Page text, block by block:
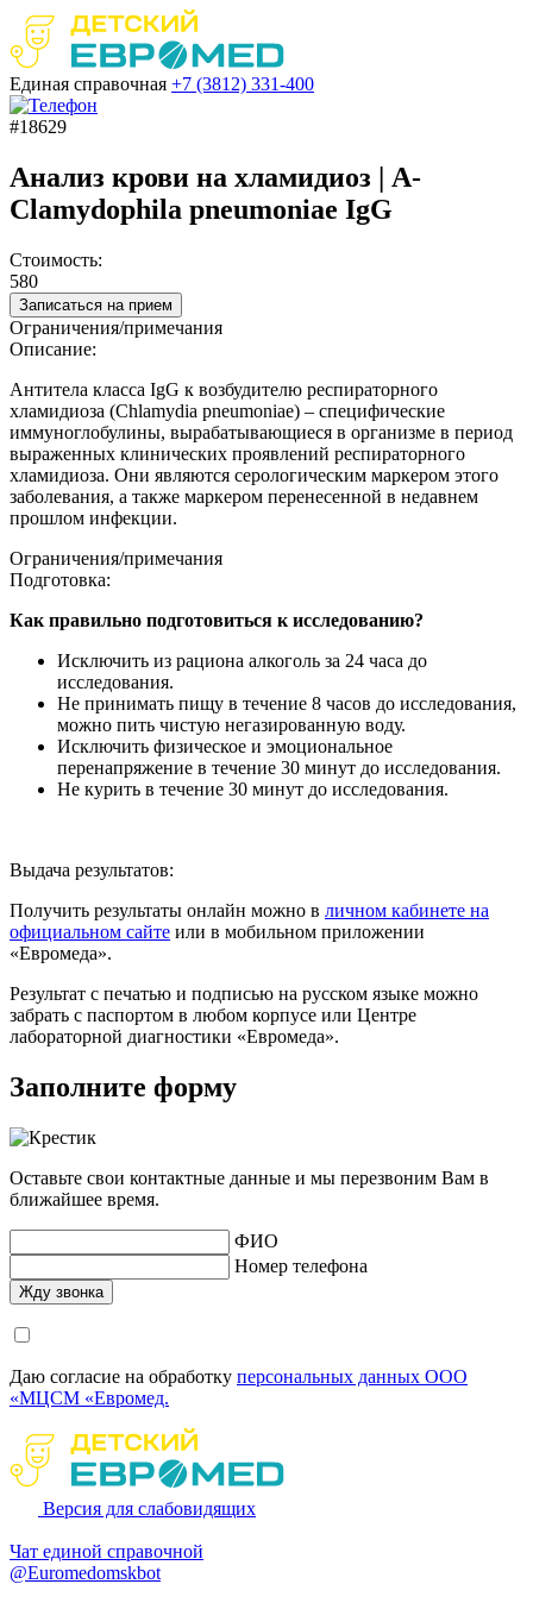
Единая справочная +7 (3812) 331-400
#18629
Анализ крови на хламидиоз | A-
Clamydophila pneumoniae IgG
Стоимость:
580
Записаться на прием
Ограничения/примечания
Описание:
Антитела класса IgG к возбудителю респираторного
хламидиоза (Chlamydia pneumoniae) – специфические
иммуноглобулины, вырабатывающиеся в организме в период
выраженных клинических проявлений респираторного
хламидиоза. Они являются серологическим маркером этого
заболевания, а также маркером перенесенной в недавнем
прошлом инфекции.
Ограничения/примечания
Подготовка:
Как правильно подготовиться к исследованию?
Исключить из рациона алкоголь за 24 часа до
исследования.
Не принимать пищу в течение 8 часов до исследования,
можно пить чистую негазированную воду.
Исключить физическое и эмоциональное
перенапряжение в течение 30 минут до исследования.
Не курить в течение 30 минут до исследования.
Выдача результатов:
Получить результаты онлайн можно в личном кабинете на
официальном сайте или в мобильном приложении
«Евромеда».
Результат с печатью и подписью на русском языке можно
забрать с паспортом в любом корпусе или Центре
лабораторной диагностики «Евромеда».
Заполните форму
Оставьте свои контактные данные и мы перезвоним Вам в
ближайшее время.
ФИО
Номер телефона
Даю согласие на обработку персональных данных ООО
«МЦСМ «Евромед.
Версия для слабовидящих
Чат единой справочной
@Euromedomskbot